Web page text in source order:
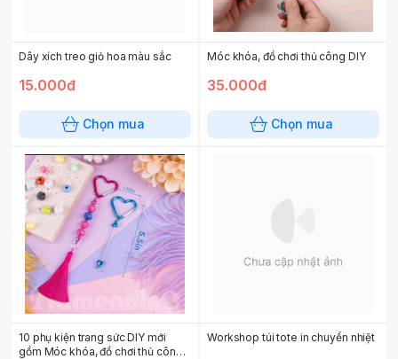
Dây xích treo giỏ hoa màu sắc
15.000đ
Chọn mua
Móc khóa, đồ chơi thủ công DIY
35.000đ
Chọn mua
10 phụ kiện trang sức DIY mới
gồm Móc khóa, đồ chơi thủ công
Workshop túi tote in chuyển nhiệt